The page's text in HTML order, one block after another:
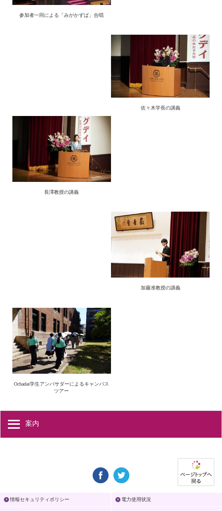
参加者一同による「みがかずば」合唱
佐々木学長の講義
長澤教授の講義
加藤准教授の講義
Ochadai学生アンバサダーによるキャンパス
ツアー
案内
情報セキュリティポリシー 電力使用状況